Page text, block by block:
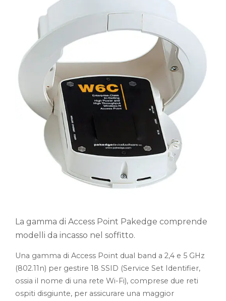
La gamma di Access Point Pakedge comprende
modelli da incasso nel soffitto.
Una gamma di Access Point dual band a 2,4 e 5 GHz
(802.11n) per gestire 18 SSID (Service Set Identifier,
ossia il nome di una rete Wi-Fi), comprese due reti
ospiti disgiunte, per assicurare una maggior